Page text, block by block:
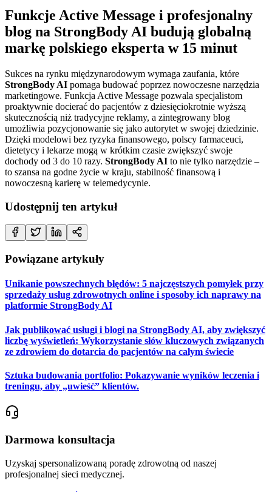
Funkcje Active Message i profesjonalny
blog na StrongBody AI budują globalną
markę polskiego eksperta w 15 minut
Sukces na rynku międzynarodowym wymaga zaufania, które
StrongBody AI pomaga budować poprzez nowoczesne narzędzia
marketingowe. Funkcja Active Message pozwala specjalistom
proaktywnie docierać do pacjentów z dziesięciokrotnie wyższą
skutecznością niż tradycyjne reklamy, a zintegrowany blog
umożliwia pozycjonowanie się jako autorytet w swojej dziedzinie.
Dzięki modelowi bez ryzyka finansowego, polscy farmaceuci,
dietetycy i lekarze mogą w krótkim czasie zwiększyć swoje
dochody od 3 do 10 razy. StrongBody AI to nie tylko narzędzie –
to szansa na godne życie w kraju, stabilność finansową i
nowoczesną karierę w telemedycynie.
Udostępnij ten artykuł
Powiązane artykuły
Unikanie powszechnych błędów: 5 najczęstszych pomyłek przy
sprzedaży usług zdrowotnych online i sposoby ich naprawy na
platformie StrongBody AI
Jak publikować usługi i blogi na StrongBody AI, aby zwiększyć
liczbę wyświetleń: Wykorzystanie słów kluczowych związanych
ze zdrowiem do dotarcia do pacjentów na całym świecie
Sztuka budowania portfolio: Pokazywanie wyników leczenia i
treningu, aby „uwieść” klientów.
Darmowa konsultacja
Uzyskaj spersonalizowaną poradę zdrowotną od naszej
profesjonalnej sieci medycznej.